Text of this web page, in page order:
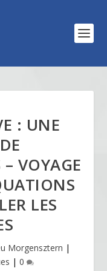
: UNE
VOYAGE
LES
Morgensztern |
| 0